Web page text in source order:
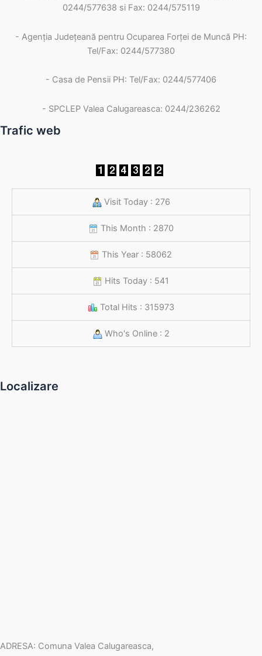
0244/577638 si Fax: 0244/575119
- Agenţia Judeţeană pentru Ocuparea Forţei de Muncă PH:
Tel/Fax: 0244/577380
- Casa de Pensii PH: Tel/Fax: 0244/577406
- SPCLEP Valea Calugareasca: 0244/236262
Trafic web
Visit Today : 276
This Month : 2870
This Year : 58062
Hits Today : 541
Total Hits : 315973
Who's Online : 2
Localizare
ADRESA: Comuna Valea Calugareasca,